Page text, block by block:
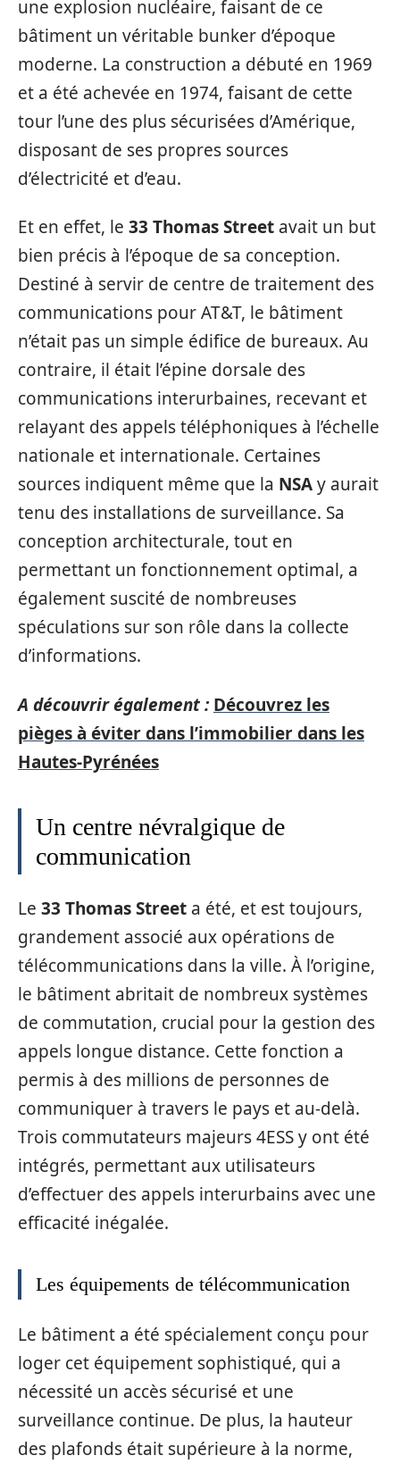
une explosion nucléaire, faisant de ce
bâtiment un véritable bunker d’époque
moderne. La construction a débuté en 1969
et a été achevée en 1974, faisant de cette
tour l’une des plus sécurisées d’Amérique,
disposant de ses propres sources
d’électricité et d’eau.
Et en effet, le 33 Thomas Street avait un but
bien précis à l’époque de sa conception.
Destiné à servir de centre de traitement des
communications pour AT&T, le bâtiment
n’était pas un simple édifice de bureaux. Au
contraire, il était l’épine dorsale des
communications interurbaines, recevant et
relayant des appels téléphoniques à l’échelle
nationale et internationale. Certaines
sources indiquent même que la NSAy aurait
tenu des installations de surveillance. Sa
conception architecturale, tout en
permettant un fonctionnement optimal, a
également suscité de nombreuses
spéculations sur son rôle dans la collecte
d’informations.
A découvrir également : Découvrez les
pièges à éviter dans l’immobilier dans les
Hautes-Pyrénées
Un centre névralgique de
communication
Le 33 Thomas Street a été, et est toujours,
grandement associé aux opérations de
télécommunications dans la ville. À l’origine,
le bâtiment abritait de nombreux systèmes
de commutation, crucial pour la gestion des
appels longue distance. Cette fonction a
permis à des millions de personnes de
communiquer à travers le pays et au-delà.
Trois commutateurs majeurs 4ESS y ont été
intégrés, permettant aux utilisateurs
d’effectuer des appels interurbains avec une
efficacité inégalée.
Les équipements de télécommunication
Le bâtiment a été spécialement conçu pour
loger cet équipement sophistiqué, qui a
nécessité un accès sécurisé et une
surveillance continue. De plus, la hauteur
des plafonds était supérieure à la norme,